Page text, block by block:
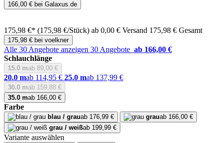
166,00 € bei Galaxus.de
175,98 €* (175,98 €/Stück) ab 0,00 € Versand 175,98 € Gesamt
175,98 € bei voelkner
Alle 30 Angebote anzeigen 30 Angebote ab 166,00 €
Schlauchlänge
15.0 mab 89,00 €
20.0 mab 114,95 € 25.0 mab 137,99 €
30.0 mab 159,88 €
35.0 mab 166,00 €
Farbe
blau / grauab 176,99 € grauab 166,00 €
grau / weißab 199,99 €
Variante auswählen